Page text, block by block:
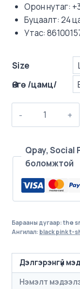
Орон нутаг:
Буцаалт: 24
Утас:
Size
Өнгө /цамц/
BLACKPINK
SHIRTS_TYPE
3
Qpay, Social
боломжтой
Барааны дугаар:the
Ангилал: black pink t-
Дэлгэрэнгүй
Нэмэлт